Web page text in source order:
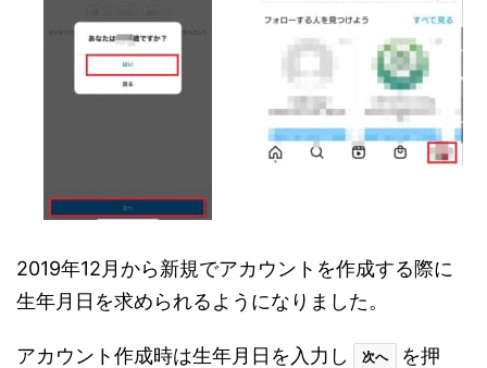
2019年12月から新規でアカウントを作成する際に
生年月日を求められるようになりました。
アカウント作成時は生年月日を入力し 次へ
を押